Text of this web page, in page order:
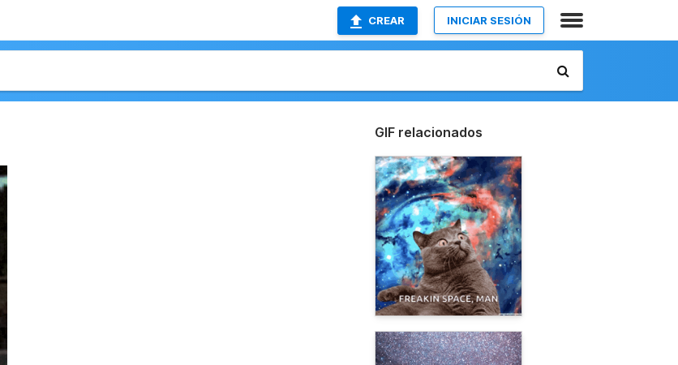
CREAR INICIAR SESIÓN
GIF relacionados